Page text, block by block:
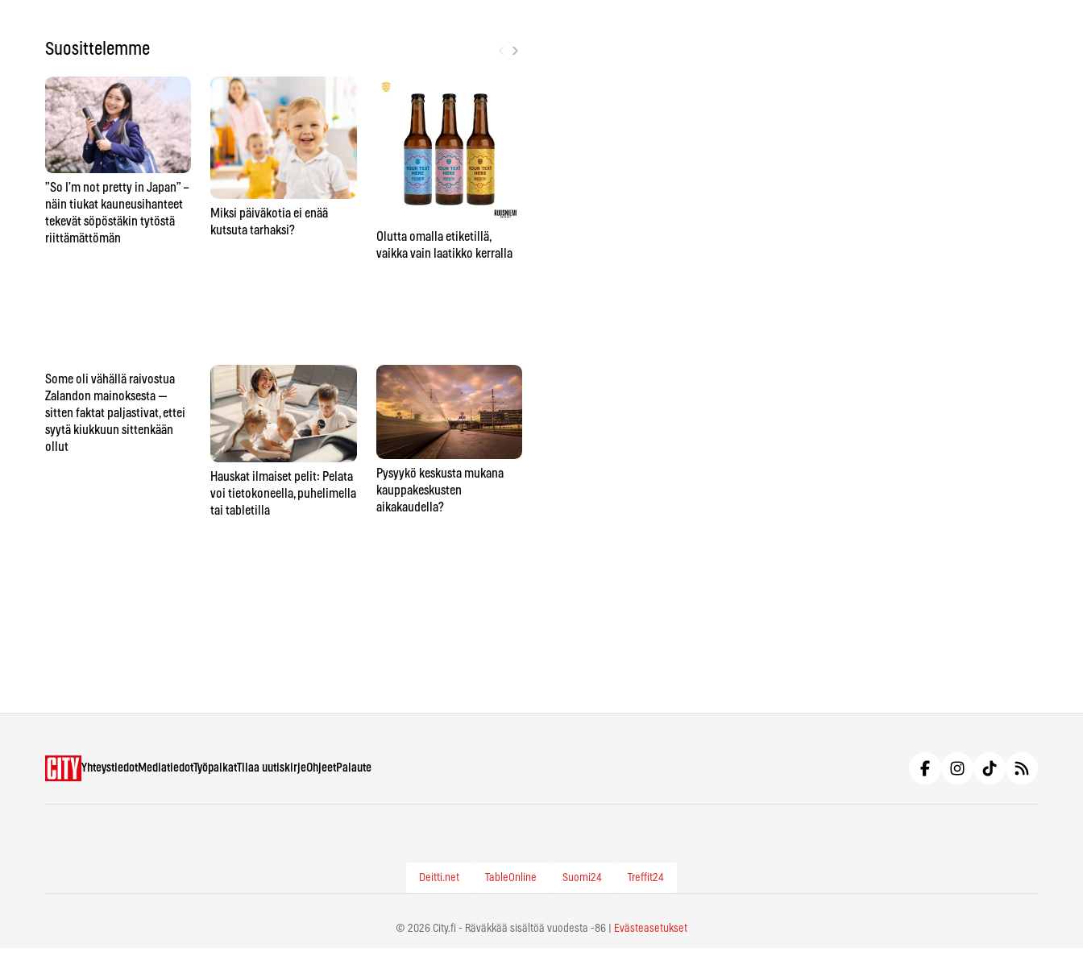
Suosittelemme ›
”So I’m not pretty in Japan” –
näin tiukat kauneusihanteet
tekevät söpöstäkin tytöstä
riittämättömän
Some oli vähällä raivostua
Zalandon mainoksesta —
sitten faktat paljastivat, ettei
syytä kiukkuun sittenkään
ollut
Miksi päiväkotia ei enää
kutsuta tarhaksi?
Hauskat ilmaiset pelit: Pelata
voi tietokoneella, puhelimella
tai tabletilla
Olutta omalla etiketillä,
vaikka vain laatikko kerralla
Pysyykö keskusta mukana
kauppakeskusten
aikakaudella?
YhteystiedotMediatiedotTyöpaikatTilaa uutiskirjeOhjeetPalaute
Deitti.net TableOnline Suomi24 Treffit24
© 2026 City.fi - Räväkkää sisältöä vuodesta -86 | Evästeasetukset